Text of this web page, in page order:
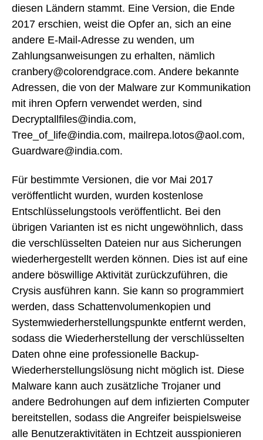
diesen Ländern stammt. Eine Version, die Ende
2017 erschien, weist die Opfer an, sich an eine
andere E-Mail-Adresse zu wenden, um
Zahlungsanweisungen zu erhalten, nämlich
cranbery@colorendgrace.com. Andere bekannte
Adressen, die von der Malware zur Kommunikation
mit ihren Opfern verwendet werden, sind
Decryptallfiles@india.com,
Tree_of_life@india.com, mailrepa.lotos@aol.com,
Guardware@india.com.
Für bestimmte Versionen, die vor Mai 2017
veröffentlicht wurden, wurden kostenlose
Entschlüsselungstools veröffentlicht. Bei den
übrigen Varianten ist es nicht ungewöhnlich, dass
die verschlüsselten Dateien nur aus Sicherungen
wiederhergestellt werden können. Dies ist auf eine
andere böswillige Aktivität zurückzuführen, die
Crysis ausführen kann. Sie kann so programmiert
werden, dass Schattenvolumenkopien und
Systemwiederherstellungspunkte entfernt werden,
sodass die Wiederherstellung der verschlüsselten
Daten ohne eine professionelle Backup-
Wiederherstellungslösung nicht möglich ist. Diese
Malware kann auch zusätzliche Trojaner und
andere Bedrohungen auf dem infizierten Computer
bereitstellen, sodass die Angreifer beispielsweise
alle Benutzeraktivitäten in Echtzeit ausspionieren